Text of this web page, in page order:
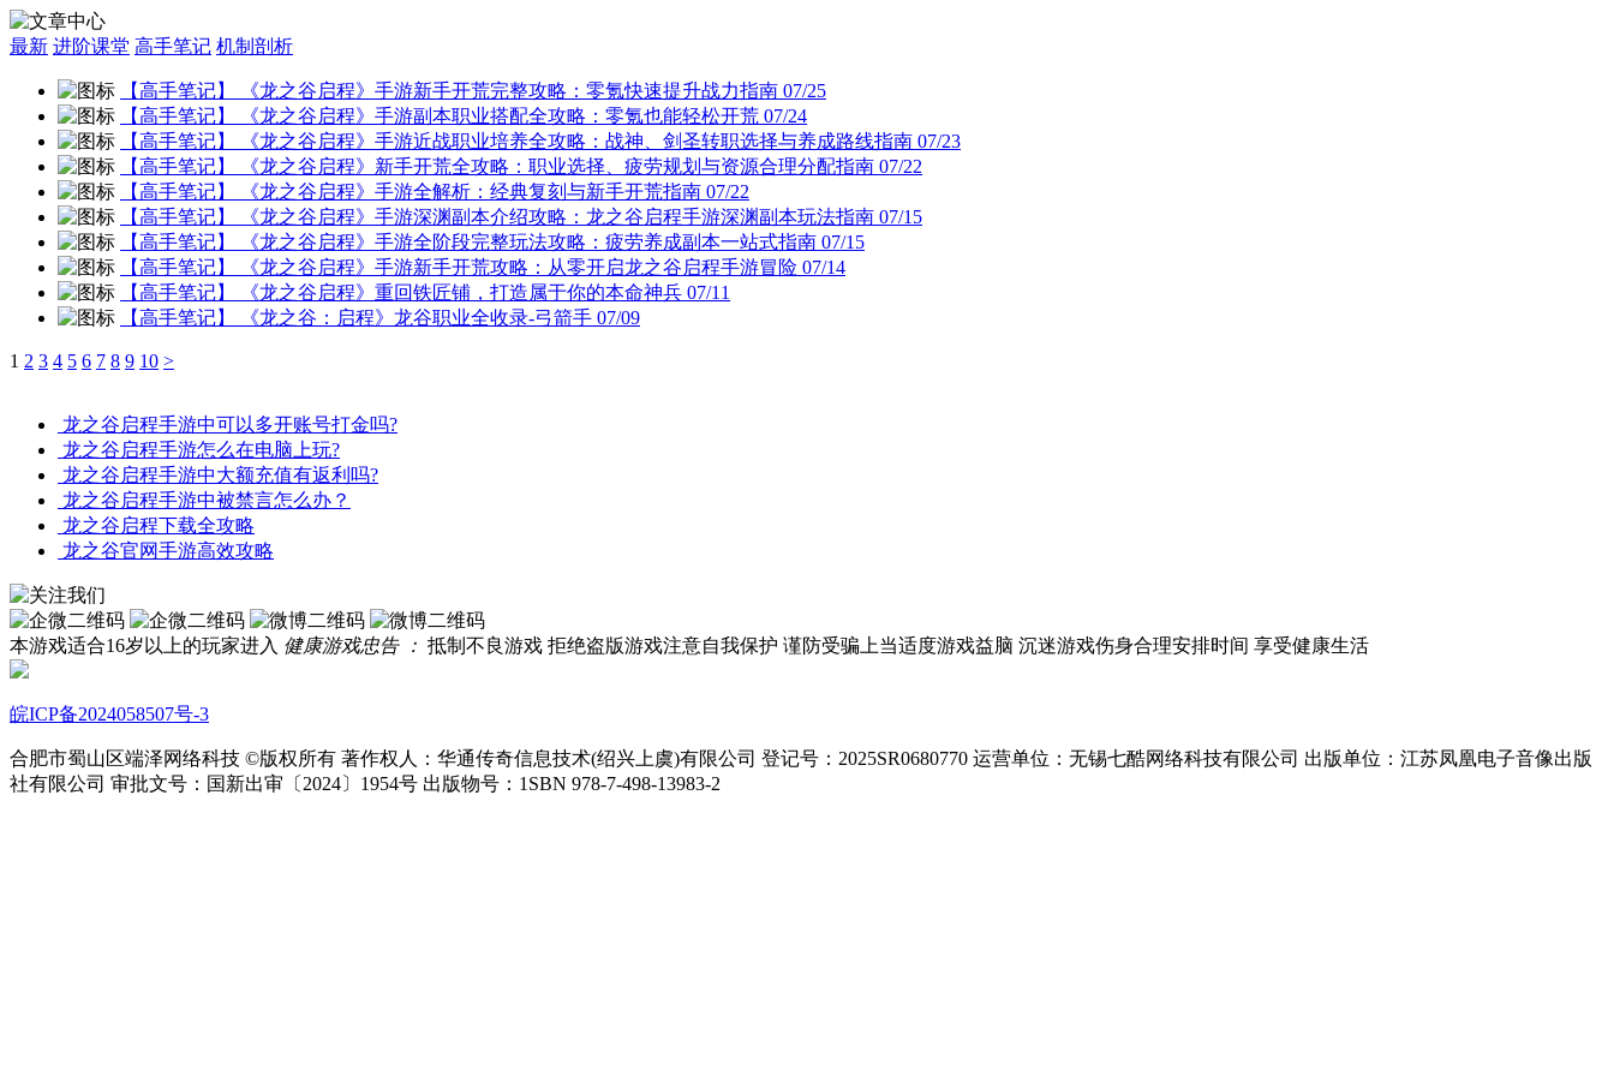
最新 进阶课堂 高手笔记 机制剖析
【高手笔记】 《龙之谷启程》手游新手开荒完整攻略：零氪快速提升战力指南 07/25
【高手笔记】
《龙之谷启程》手游副本职业搭配全攻略：零氪也能轻松开荒 07/24
【高手笔记】
《龙之谷启程》手游近战职业培养全攻略：战神、剑圣转职选择与养成路线指南 07/23
【高手笔记】
《龙之谷启程》新手开荒全攻略：职业选择、疲劳规划与资源合理分配指南 07/22
【高手笔记】
《龙之谷启程》手游全解析：经典复刻与新手开荒指南 07/22
【高手笔记】
《龙之谷启程》手游深渊副本介绍攻略：龙之谷启程手游深渊副本玩法指南 07/15
【高手笔记】
《龙之谷启程》手游全阶段完整玩法攻略：疲劳养成副本一站式指南 07/15
【高手笔记】
《龙之谷启程》手游新手开荒攻略：从零开启龙之谷启程手游冒险 07/14
【高手笔记】
《龙之谷启程》重回铁匠铺，打造属于你的本命神兵 07/11
【高手笔记】
《龙之谷：启程》龙谷职业全收录-弓箭手 07/09
1 2 3 4 5 6 7 8 9 10 >
龙之谷启程手游中可以多开账号打金吗?
龙之谷启程手游怎么在电脑上玩?
龙之谷启程手游中大额充值有返利吗?
龙之谷启程手游中被禁言怎么办？
龙之谷启程下载全攻略
龙之谷官网手游高效攻略
本游戏适合16岁以上的玩家进入 健康游戏忠告 ： 抵制不良游戏 拒绝盗版游戏注意自我保护 谨防受骗上当适度游戏益脑 沉迷游戏伤身合理安排时间 享受健康生活
皖ICP备2024058507号-3
合肥市蜀山区端泽网络科技 ©版权所有 著作权人：华通传奇信息技术(绍兴上虞)有限公司 登记号：2025SR0680770 运营单位：无锡七酷网络科技有限公司 出版单位：江苏凤凰电子音像出版
社有限公司 审批文号：国新出审〔2024〕1954号 出版物号：1SBN 978-7-498-13983-2